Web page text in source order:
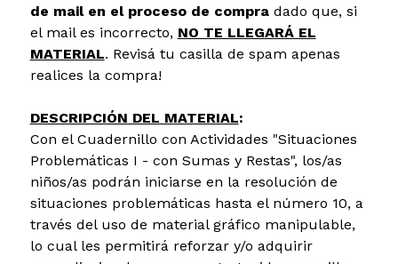
de mail en el proceso de compradado que, si
el mail es incorrecto, NO TE LLEGARÁ EL
MATERIAL. Revisá tu casilla de spam apenas
realices la compra!
DESCRIPCIÓN DEL MATERIAL:
Con el Cuadernillo con Actividades "Situaciones
Problemáticas I - con Sumas y Restas", los/as
niños/as podrán iniciarse en la resolución de
situaciones problemáticas hasta el número 10, a
través del uso de material gráfico manipulable,
lo cual les permitirá reforzar y/o adquirir